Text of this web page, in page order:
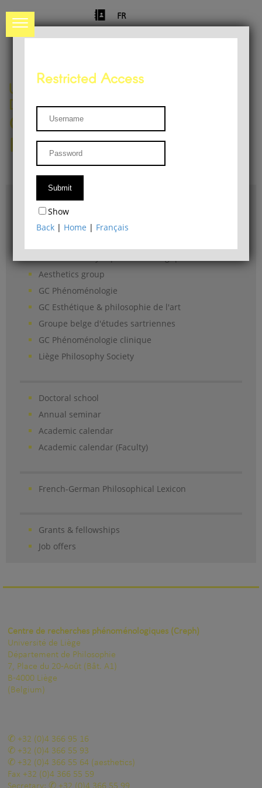
FR
University of Liège
Départment of Philosophy
Center for Phenomenological
Research
Access & maps
Philosophy Department Library
Aesthetics group
GC Phénoménologie
GC Esthétique & philosophie de l'art
Groupe belge d'études sartriennes
GC Phénoménologie clinique
Liège Philosophy Society
Doctoral school
Annual seminar
Academic calendar
Academic calendar (Faculty)
French-German Philosophical Lexicon
Grants & fellowships
Job offers
Restricted Access
Show
Back | Home | Français
Centre de recherches phénoménologiques (Creph)
Université de Liège
Département de Philosophie
7, Place du 20-Août (Bât. A1)
B-4000 Liège
(Belgium)
+32 (0)4 366 95 16
+32 (0)4 366 55 93
+32 (0)4 366 55 64 (aesthetics)
Fax +32 (0)4 366 55 59